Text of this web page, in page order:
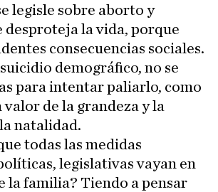
legisle sobre aborto y
desproteja la vida, porque
consecuencias sociales.
demográfico, no se
para intentar paliarlo, como
valor de la grandeza y la
natalidad.
todas las medidas
legislativas vayan en
la familia? Tiendo a pensar